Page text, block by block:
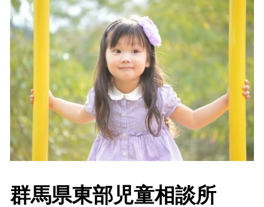
群馬県東部児童相談所